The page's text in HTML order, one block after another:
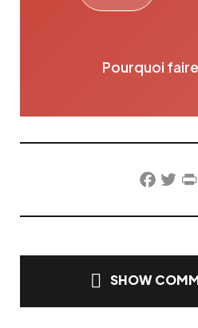
Pourquoi
SHOW